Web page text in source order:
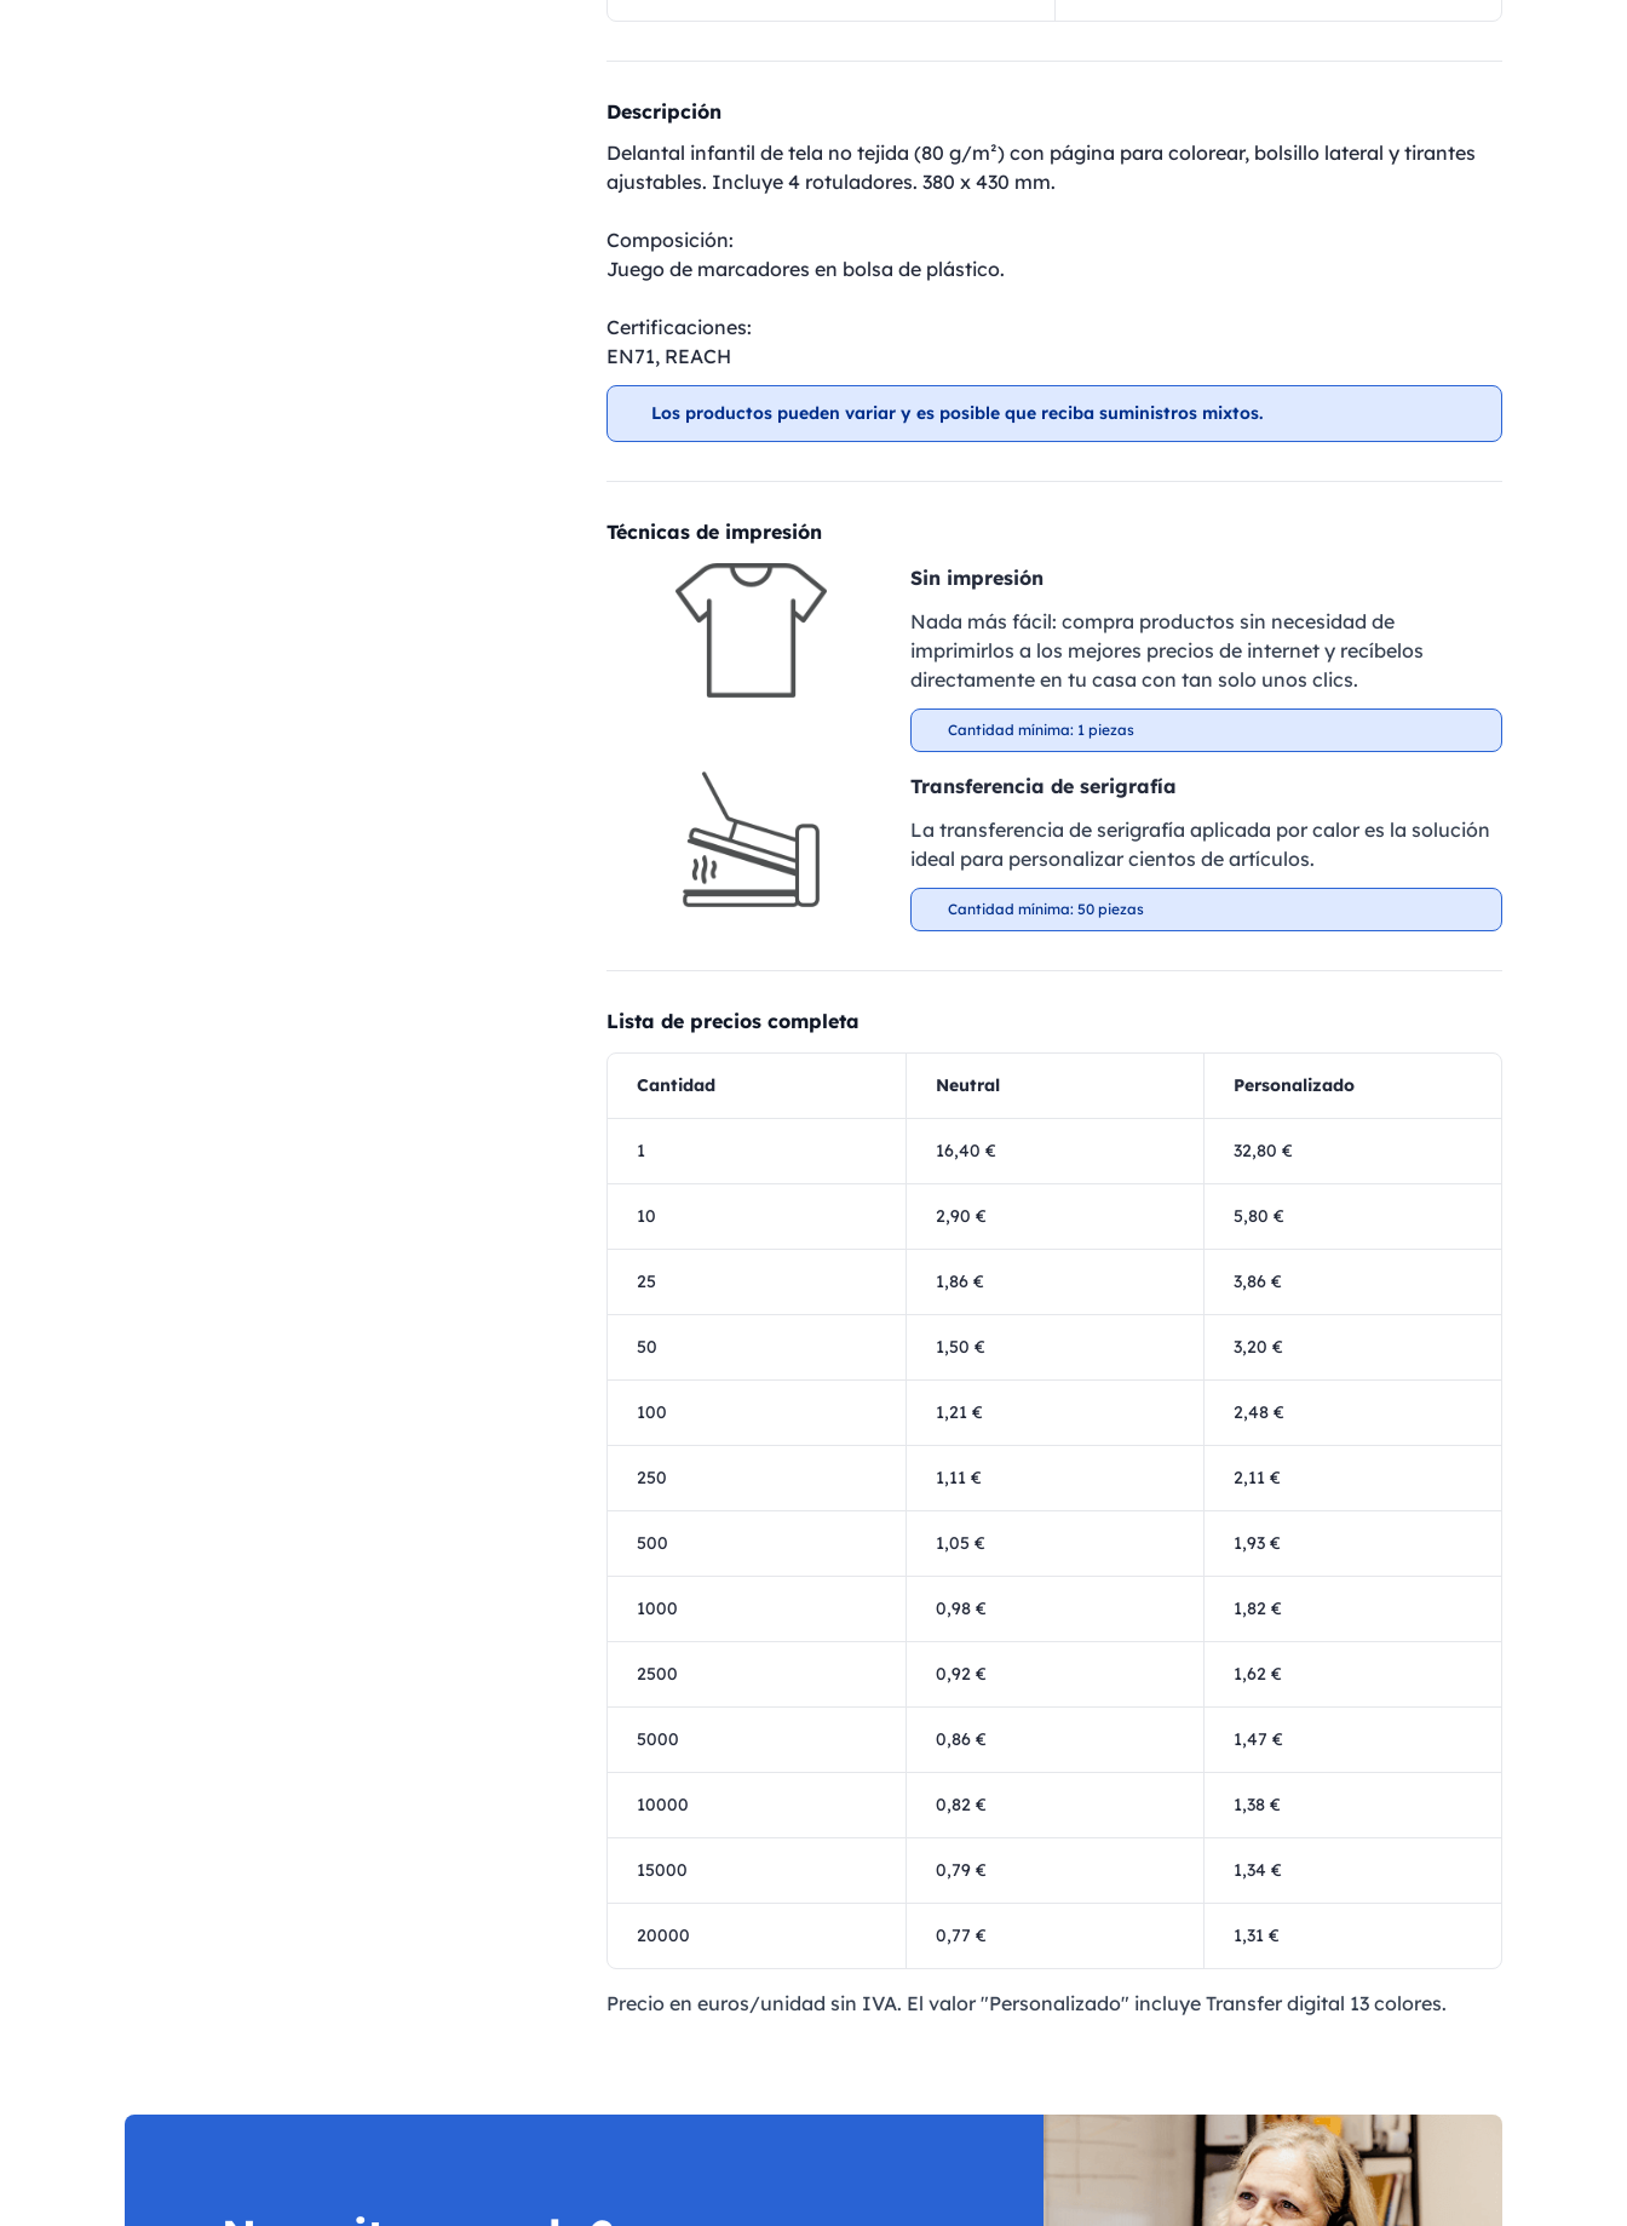
Descripción
Delantal infantil de tela no tejida (80 g/m²) con página para colorear, bolsillo lateral y tirantes
ajustables. Incluye 4 rotuladores. 380 x 430 mm.
Composición:
Juego de marcadores en bolsa de plástico.
Certificaciones:
EN71, REACH
Los productos pueden variar y es posible que reciba suministros mixtos.
Técnicas de impresión
Sin impresión
Nada más fácil: compra productos sin necesidad de
imprimirlos a los mejores precios de internet y recíbelos
directamente en tu casa con tan solo unos clics.
Cantidad mínima: 1 piezas
Transferencia de serigrafía
La transferencia de serigrafía aplicada por calor es la solución
ideal para personalizar cientos de artículos.
Cantidad mínima: 50 piezas
Lista de precios completa
Cantidad Neutral Personalizado
1 16,40 € 32,80 €
10 2,90 € 5,80 €
25 1,86 € 3,86 €
50 1,50 € 3,20 €
100 1,21 € 2,48 €
250 1,11 € 2,11 €
500 1,05 € 1,93 €
1000 0,98 € 1,82 €
2500 0,92 € 1,62 €
5000 0,86 € 1,47 €
10000 0,82 € 1,38 €
15000 0,79 € 1,34 €
20000 0,77 € 1,31 €
Precio en euros/unidad sin IVA. El valor "Personalizado" incluye Transfer digital 13 colores.